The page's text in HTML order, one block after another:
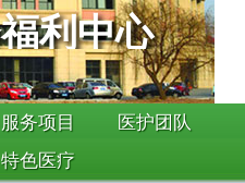
利中心
服务项目
医护团队
特色医疗